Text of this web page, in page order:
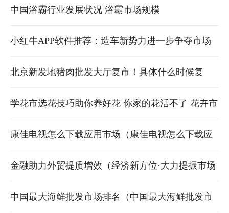
有什么用 毕业生档案如何存放在人才市场
中国浴霸行业发展状况 浴霸市场规模
小红牛APP软件推荐：造车新势力进一步争夺市场
小红牛app什么时候上市
北京新发地猪肉批发大厅复市！具体什么时候复
市？复市后怎么安排？ 北京新发地猪肉批发市场
学花市选花技巧助你养好花 你家的花活不了 花卉市
场买花的四个技巧
康佳电视怎么下载应用市场（康佳电视怎么下载应
用）
金融助力外贸提质增效（经济新方位·大力提振市场
信心）
中国最大海鲜批发市场排名（中国最大海鲜批发市